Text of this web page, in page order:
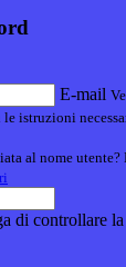
E-mail
istruzioni
al nome
di controllare